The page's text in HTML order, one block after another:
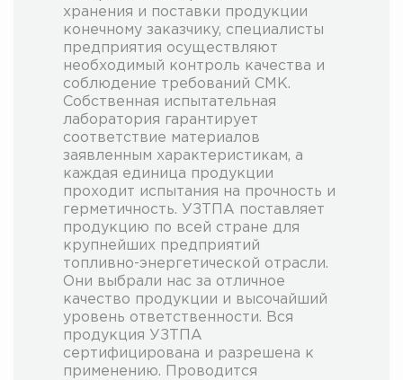
хранения и поставки продукции
конечному заказчику, специалисты
предприятия осуществляют
необходимый контроль качества и
соблюдение требований СМК.
Собственная испытательная
лаборатория гарантирует
соответствие материалов
заявленным характеристикам, а
каждая единица продукции
проходит испытания на прочность и
герметичность. УЗТПА поставляет
продукцию по всей стране для
крупнейших предприятий
топливно-энергетической отрасли.
Они выбрали нас за отличное
качество продукции и высочайший
уровень ответственности. Вся
продукция УЗТПА
сертифицирована и разрешена к
применению. Проводится